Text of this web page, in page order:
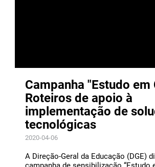
Campanha "Estudo em
Roteiros de apoio à
implementação de
tecnológicas
2020-04-06
A Direção-Geral da Educação (DGE)